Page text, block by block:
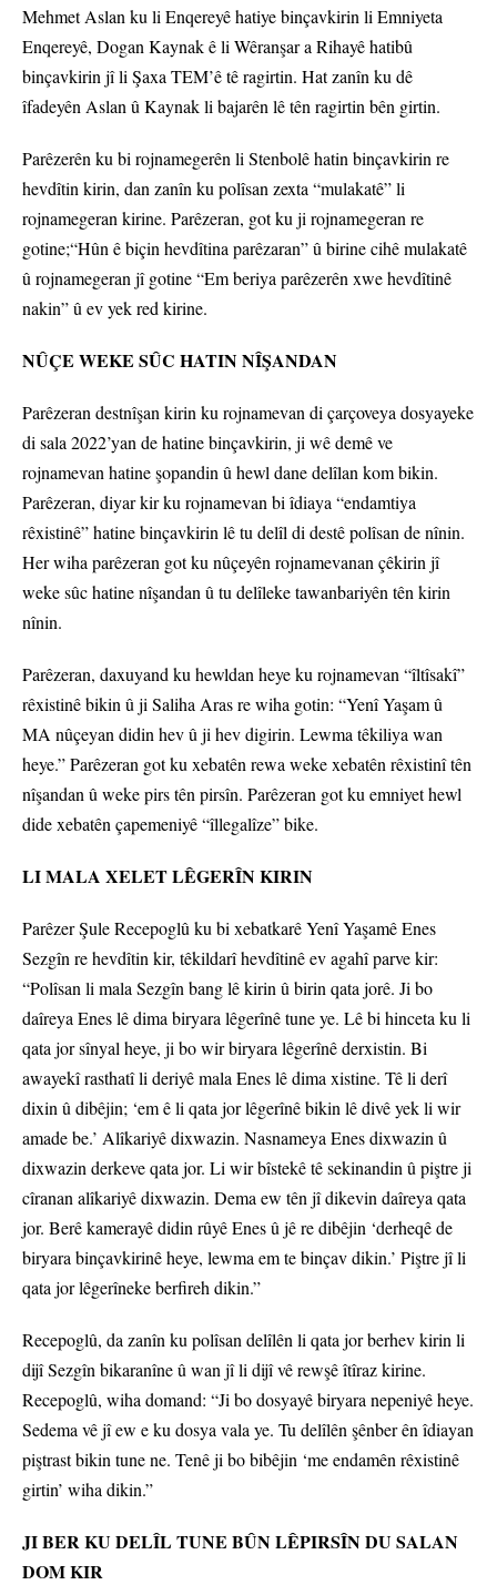
Mehmet Aslan ku li Enqereyê hatiye binçavkirin li Emniyeta
Enqereyê, Dogan Kaynak ê li Wêranşar a Rihayê hatibû
binçavkirin jî li Şaxa TEM’ê tê ragirtin. Hat zanîn ku dê
îfadeyên Aslan û Kaynak li bajarên lê tên ragirtin bên girtin.
Parêzerên ku bi rojnamegerên li Stenbolê hatin binçavkirin re
hevdîtin kirin, dan zanîn ku polîsan zexta “mulakatê” li
rojnamegeran kirine. Parêzeran, got ku ji rojnamegeran re
gotine;“Hûn ê biçin hevdîtina parêzaran” û birine cihê mulakatê
û rojnamegeran jî gotine “Em beriya parêzerên xwe hevdîtinê
nakin” û ev yek red kirine.
NÛÇE WEKE SÛC HATIN NÎŞANDAN
Parêzeran destnîşan kirin ku rojnamevan di çarçoveya dosyayeke
di sala 2022’yan de hatine binçavkirin, ji wê demê ve
rojnamevan hatine şopandin û hewl dane delîlan kom bikin.
Parêzeran, diyar kir ku rojnamevan bi îdiaya “endamtiya
rêxistinê” hatine binçavkirin lê tu delîl di destê polîsan de nînin.
Her wiha parêzeran got ku nûçeyên rojnamevanan çêkirin jî
weke sûc hatine nîşandan û tu delîleke tawanbariyên tên kirin
nînin.
Parêzeran, daxuyand ku hewldan heye ku rojnamevan “îltîsakî”
rêxistinê bikin û ji Saliha Aras re wiha gotin: “Yenî Yaşam û
MA nûçeyan didin hev û ji hev digirin. Lewma têkiliya wan
heye.” Parêzeran got ku xebatên rewa weke xebatên rêxistinî tên
nîşandan û weke pirs tên pirsîn. Parêzeran got ku emniyet hewl
dide xebatên çapemeniyê “îllegalîze” bike.
LI MALA XELET LÊGERÎN KIRIN
Parêzer Şule Recepoglû ku bi xebatkarê Yenî Yaşamê Enes
Sezgîn re hevdîtin kir, têkildarî hevdîtinê ev agahî parve kir:
“Polîsan li mala Sezgîn bang lê kirin û birin qata jorê. Ji bo
daîreya Enes lê dima biryara lêgerînê tune ye. Lê bi hinceta ku li
qata jor sînyal heye, ji bo wir biryara lêgerînê derxistin. Bi
awayekî rasthatî li deriyê mala Enes lê dima xistine. Tê li derî
dixin û dibêjin; ‘em ê li qata jor lêgerînê bikin lê divê yek li wir
amade be.’ Alîkariyê dixwazin. Nasnameya Enes dixwazin û
dixwazin derkeve qata jor. Li wir bîstekê tê sekinandin û piştre ji
cîranan alîkariyê dixwazin. Dema ew tên jî dikevin daîreya qata
jor. Berê kamerayê didin rûyê Enes û jê re dibêjin ‘derheqê de
biryara binçavkirinê heye, lewma em te binçav dikin.’ Piştre jî li
qata jor lêgerîneke berfireh dikin.”
Recepoglû, da zanîn ku polîsan delîlên li qata jor berhev kirin li
dijî Sezgîn bikaranîne û wan jî li dijî vê rewşê îtîraz kirine.
Recepoglû, wiha domand: “Ji bo dosyayê biryara nepeniyê heye.
Sedema vê jî ew e ku dosya vala ye. Tu delîlên şênber ên îdiayan
piştrast bikin tune ne. Tenê ji bo bibêjin ‘me endamên rêxistinê
girtin’ wiha dikin.”
JI BER KU DELÎL TUNE BÛN LÊPIRSÎN DU SALAN
DOM KIR